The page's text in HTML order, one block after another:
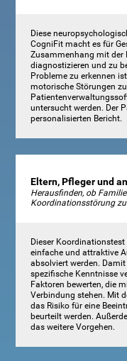
Diese
CogniFit macht es für
Zusammenhang mit der
diagnostizieren und zu
Probleme zu erkennen
motorische Störungen
untersucht werden. Der
personalisierten Bericht.
Eltern, Pfleger und
Herausfinden, ob
Koordinationsstörung
Dieser
einfache und attraktive
absolviert werden.
spezifische Kenntnisse
Faktoren bewerten, die
Verbindung stehen. Mit
das Risiko für eine
beurteilt werden.
das weitere Vorgehen.